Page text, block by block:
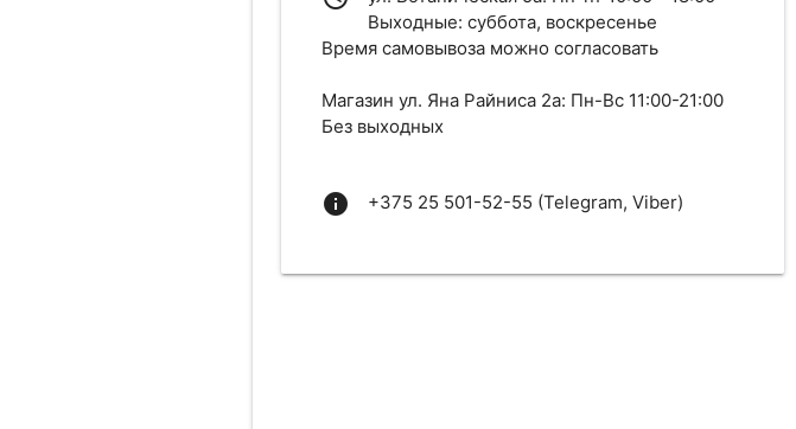
Выходные: суббота, воскресенье
Время самовывоза можно согласовать
Магазин ул. Яна Райниса 2а: Пн-Вс 11:00-21:00
Без выходных
info +375 25 501-52-55 (Telegram, Viber)